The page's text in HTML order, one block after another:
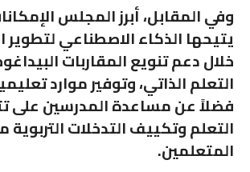
وفي المقابل، أبرز المجلس
يتيحها الذكاء الاصطناعي لتطوير
خلال دعم تنويع المقاربات
التعلم الذاتي، وتوفير موارد
فضلاً عن مساعدة المدرسين على
التعلم وتكييف التدخلات
المتعلمين.